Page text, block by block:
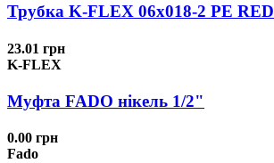
Трубка K-FLEX 06x018-2 РЕ RED
23.01 грн
K-FLEX
Муфта FADO нікель 1/2"
0.00 грн
Fado